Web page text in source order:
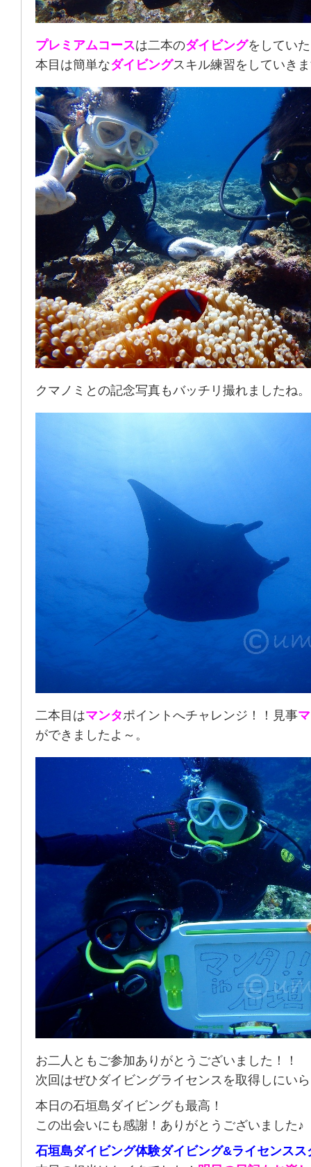
プレミアムコースは二本のダイビングをしてい
本目は簡単なダイビングスキル練習をしていき
クマノミとの記念写真もバッチリ撮れましたね。
二本目はマンタポイントへチャレンジ！！見事
ができましたよ～。
お二人ともご参加ありがとうございました！！
次回はぜひダイビングライセンスを取得しにい
本日の石垣島ダイビングも最高！
この出会いにも感謝！ありがとうございました♪
石垣島ダイビング体験ダイビング&ライセンスス